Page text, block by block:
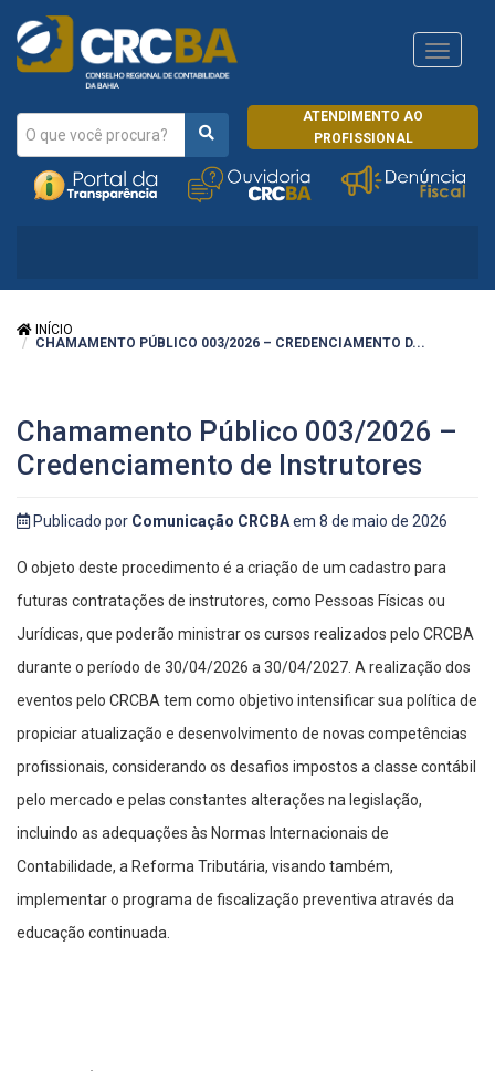
ATENDIMENTO AO
PROFISSIONAL
CRCRJ
INÍCIO
CHAMAMENTO PÚBLICO 003/2026 – CREDENCIAMENTO D...
Chamamento Público 003/2026 –
Credenciamento de Instrutores
Publicado por Comunicação CRCBAem 8 de maio de 2026
O objeto deste procedimento é a criação de um cadastro para
futuras contratações de instrutores, como Pessoas Físicas ou
Jurídicas, que poderão ministrar os cursos realizados pelo CRCBA
durante o período de 30/04/2026 a 30/04/2027. A realização dos
eventos pelo CRCBA tem como objetivo intensificar sua política de
propiciar atualização e desenvolvimento de novas competências
profissionais, considerando os desafios impostos a classe contábil
pelo mercado e pelas constantes alterações na legislação,
incluindo as adequações às Normas Internacionais de
Contabilidade, a Reforma Tributária, visando também,
implementar o programa de fiscalização preventiva através da
educação continuada.